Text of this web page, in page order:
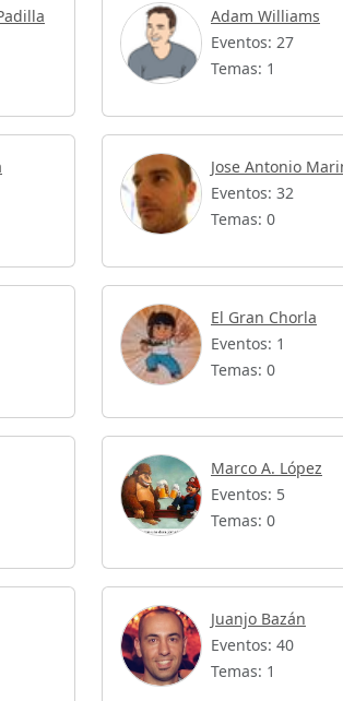
Adam Williams
Eventos: 27
Temas: 1
Jose Antonio
Eventos: 32
Temas: 0
El Gran Chorla
Eventos: 1
Temas: 0
Marco A. López
Eventos: 5
Temas: 0
Juanjo Bazán
Eventos: 40
Temas: 1